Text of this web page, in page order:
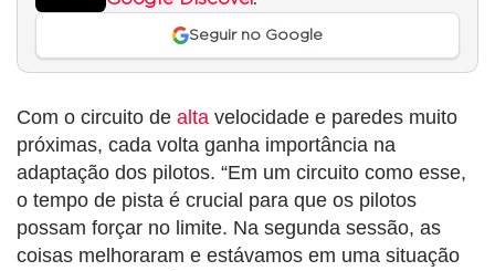
Seguir no Google
Com o circuito de alta velocidade e paredes muito
próximas, cada volta ganha importância na
adaptação dos pilotos. “Em um circuito como esse,
o tempo de pista é crucial para que os pilotos
possam forçar no limite. Na segunda sessão, as
coisas melhoraram e estávamos em uma situação